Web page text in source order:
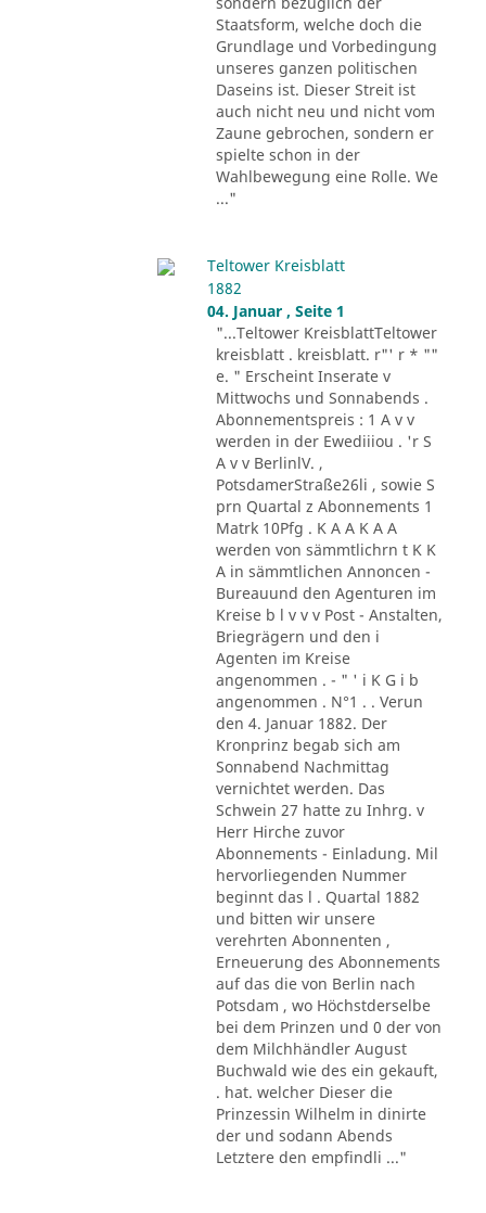
Staatsform, welche doch die
Grundlage und Vorbedingung
unseres ganzen politischen
Daseins ist. Dieser Streit ist
auch nicht neu und nicht vom
Zaune gebrochen, sondern er
spielte schon in der
Wahlbewegung eine Rolle. We
..."
Teltower Kreisblatt
1882
04. Januar , Seite 1
"...Teltower KreisblattTeltower
kreisblatt . kreisblatt. r"' r * ""
e. " Erscheint Inserate v
Mittwochs und Sonnabends .
Abonnementspreis : 1 A v v
werden in der Ewediiiou . 'r S
A v v BerlinlV. ,
PotsdamerStraße26li , sowie S
prn Quartal z Abonnements 1
Matrk 10Pfg . K A A K A A
werden von sämmtlichrn t K K
A in sämmtlichen Annoncen -
Bureauund den Agenturen im
Kreise b l v v v Post - Anstalten,
Briegrägern und den i
Agenten im Kreise
angenommen . - " ' i K G i b
angenommen . N°1 . . Verun
den 4. Januar 1882. Der
Kronprinz begab sich am
Sonnabend Nachmittag
vernichtet werden. Das
Schwein 27 hatte zu Inhrg. v
Herr Hirche zuvor
Abonnements - Einladung. Mil
hervorliegenden Nummer
beginnt das l . Quartal 1882
und bitten wir unsere
verehrten Abonnenten ,
Erneuerung des Abonnements
auf das die von Berlin nach
Potsdam , wo Höchstderselbe
bei dem Prinzen und 0 der von
dem Milchhändler August
Buchwald wie des ein gekauft,
. hat. welcher Dieser die
Prinzessin Wilhelm in dinirte
der und sodann Abends
Letztere den empfindli ..."